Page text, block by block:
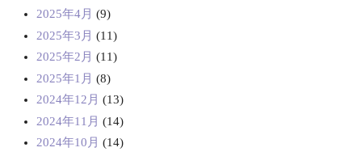
2025年4月 (9)
2025年3月 (11)
2025年2月 (11)
2025年1月 (8)
2024年12月 (13)
2024年11月 (14)
2024年10月 (14)